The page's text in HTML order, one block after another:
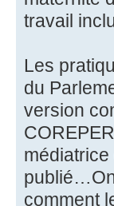
travail
Les
du
version
médiatrice
comment